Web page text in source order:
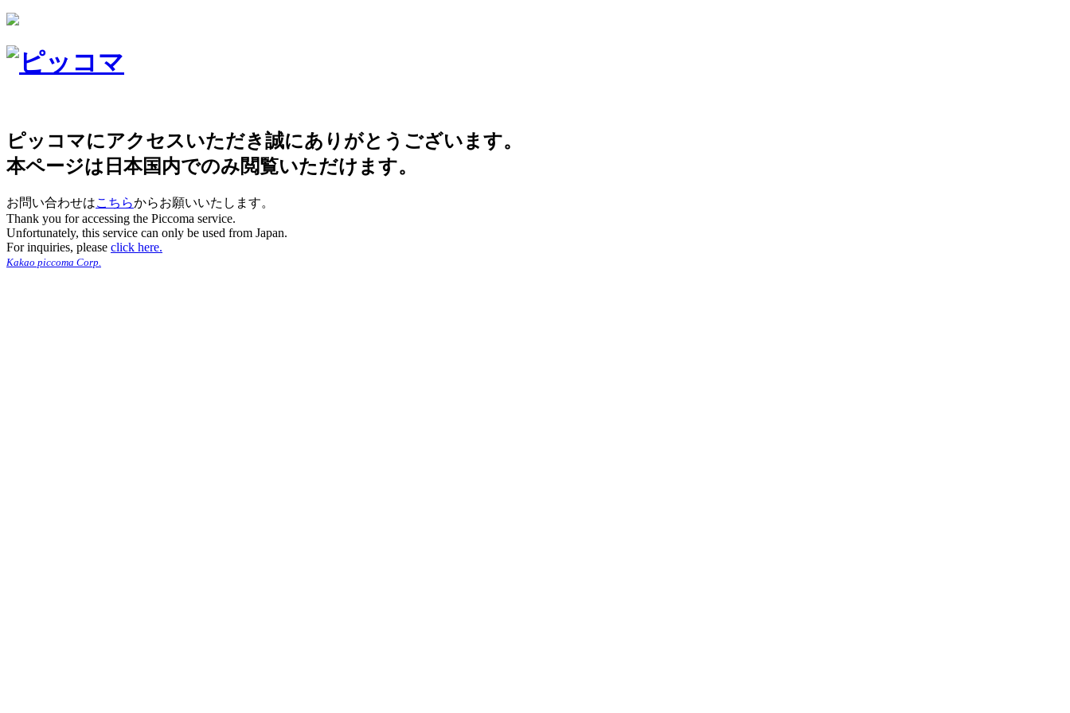
ピッコマにアクセスいただき誠にありがとうございます。
本ページは日本国内でのみ閲覧いただけます。
お問い合わせはこちらからお願いいたします。
Thank you for accessing the Piccoma service.
Unfortunately, this service can only be used from Japan.
For inquiries, please click here.
Kakao piccoma Corp.